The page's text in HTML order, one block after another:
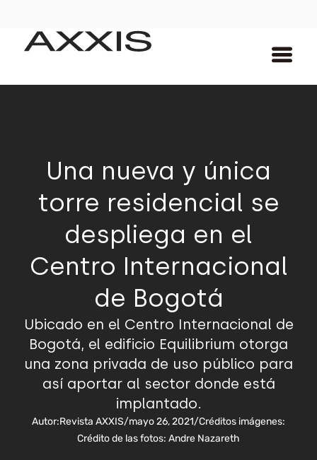
Una nueva y única
torre residencial se
despliega en el
Centro Internacional
de Bogotá
Ubicado en el Centro Internacional de
Bogotá, el edificio Equilibrium otorga
una zona privada de uso público para
así aportar al sector donde está
implantado.
Autor:Revista AXXIS/mayo 26, 2021/Créditos imágenes:
Crédito de las fotos: Andre Nazareth